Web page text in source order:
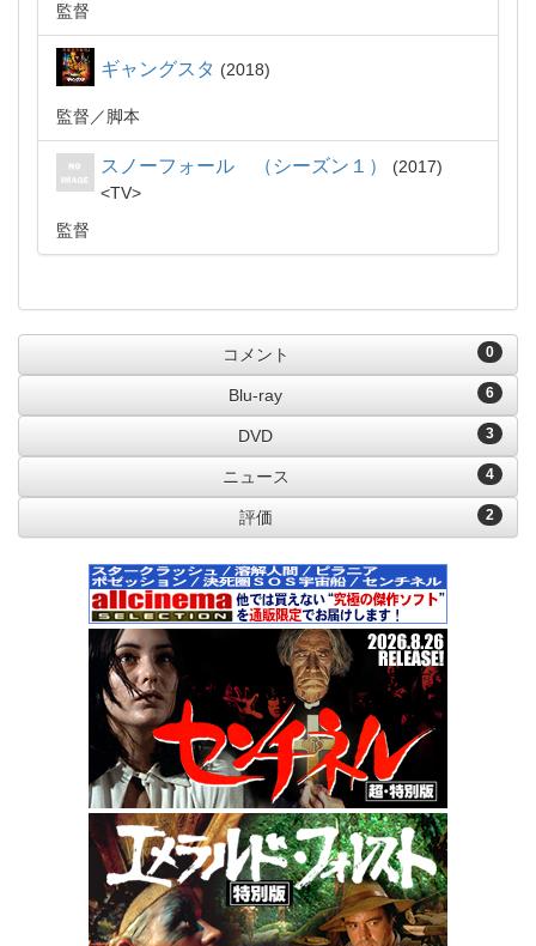
監督
ギャングスタ 2018
監督 脚本
スノーフォール （シーズン１）
2017
TV
監督
0
コメント
6
Blu-ray
3
DVD
4
ニュース
2
評価